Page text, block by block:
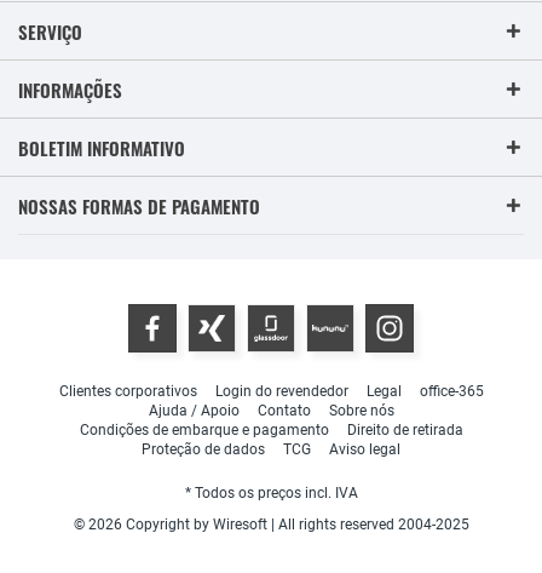
SERVIÇO
INFORMAÇÕES
BOLETIM INFORMATIVO
NOSSAS FORMAS DE PAGAMENTO
Clientes corporativos Login do revendedor Legal
office-365
Ajuda / Apoio
Contato
Sobre nós
Condições de embarque e pagamento
Direito de retirada
Proteção de dados
TCG Aviso legal
* Todos os preços incl. IVA
© 2026 Copyright by Wiresoft | All rights reserved 2004-2025